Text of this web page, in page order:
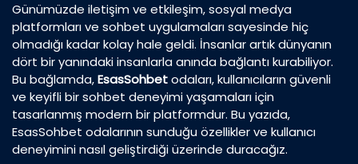
Günümüzde iletişim ve etkileşim, sosyal medya
platformları ve sohbet uygulamaları sayesinde hiç
olmadığı kadar kolay hale geldi. İnsanlar artık dünyanın
dört bir yanındaki insanlarla anında bağlantı kurabiliyor.
Bu bağlamda,EsasSohbetodaları, kullanıcıların güvenli
ve keyifli bir sohbet deneyimi yaşamaları için
tasarlanmış modern bir platformdur. Bu yazıda,
EsasSohbet odalarının sunduğu özellikler ve kullanıcı
deneyimini nasıl geliştirdiği üzerinde duracağız.